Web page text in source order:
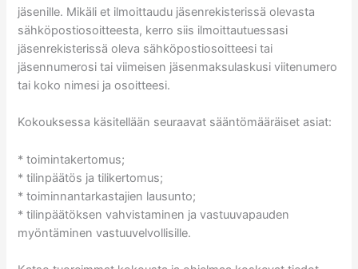
jäsenille. Mikäli et ilmoittaudu jäsenrekisterissä olevasta
sähköpostiosoitteesta, kerro siis ilmoittautuessasi
jäsenrekisterissä oleva sähköpostiosoitteesi tai
jäsennumerosi tai viimeisen jäsenmaksulaskusi viitenumero
tai koko nimesi ja osoitteesi.
Kokouksessa käsitellään seuraavat sääntömääräiset asiat:
* toimintakertomus;
* tilinpäätös ja tilikertomus;
* toiminnantarkastajien lausunto;
* tilinpäätöksen vahvistaminen ja vastuuvapauden
myöntäminen vastuuvelvollisille.